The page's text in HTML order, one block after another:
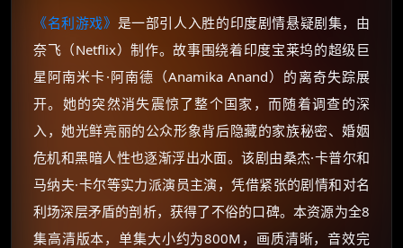
《名利游戏》 是一部引人入胜的印度剧情悬疑剧集，由
奈飞（Netflix）制作。故事围绕着印度宝莱坞的超级巨
星阿南米卡·阿南德（Anamika Anand）的离奇失踪展
开。她的突然消失震惊了整个国家，而随着调查的深
入，她光鲜亮丽的公众形象背后隐藏的家族秘密、婚姻
危机和黑暗人性也逐渐浮出水面。该剧由桑杰·卡普尔和
马纳夫·卡尔等实力派演员主演，凭借紧张的剧情和对名
利场深层矛盾的剖析，获得了不俗的口碑。本资源为全8
集高清版本，单集大小约为800M，画质清晰，音效完